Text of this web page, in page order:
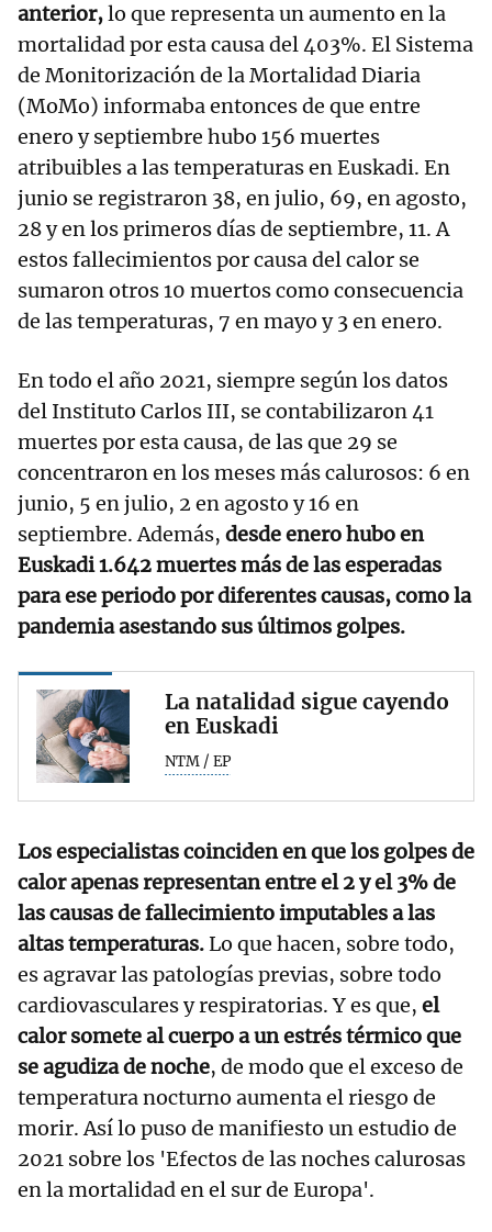
anterior,lo que representa un aumento en la
mortalidad por esta causa del 403%. El Sistema
de Monitorización de la Mortalidad Diaria
(MoMo) informaba entonces de que entre
enero y septiembre hubo 156 muertes
atribuibles a las temperaturas en Euskadi. En
junio se registraron 38, en julio, 69, en agosto,
28 y en los primeros días de septiembre, 11. A
estos fallecimientos por causa del calor se
sumaron otros 10 muertos como consecuencia
de las temperaturas, 7 en mayo y 3 en enero.
En todo el año 2021, siempre según los datos
del Instituto Carlos III, se contabilizaron 41
muertes por esta causa, de las que 29 se
concentraron en los meses más calurosos: 6 en
junio, 5 en julio, 2 en agosto y 16 en
septiembre. Además, desde enero hubo en
Euskadi 1.642 muertes más de las esperadas
para ese periodo por diferentes causas, como la
pandemia asestando sus últimos golpes.
La natalidad sigue cayendo
en Euskadi
NTM / EP
Los especialistas coinciden en que los golpes de
calor apenas representan entre el 2 y el 3% de
las causas de fallecimiento imputables a las
altas temperaturas.Lo que hacen, sobre todo,
es agravar las patologías previas, sobre todo
cardiovasculares y respiratorias. Y es que, el
calor somete al cuerpo a un estrés térmico que
se agudiza de noche, de modo que el exceso de
temperatura nocturno aumenta el riesgo de
morir. Así lo puso de manifiesto un estudio de
2021 sobre los 'Efectos de las noches calurosas
en la mortalidad en el sur de Europa'.